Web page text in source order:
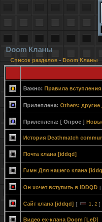
Doom Кланы
Список разделов - Doom Кланы
Важно: Правила
Прилеплена: Others:
Прилеплена: [ Опрос ]
История Deathmatch
Почта клана [iddqd]
Гимн Для нашего клана
Он хочет вступить в IDDQD [
Сайт клана [iddqd] [ 1 2 ]
Видео ex-клана Doom [LeD]